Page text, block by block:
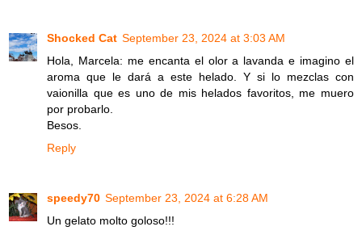
Shocked Cat September 23, 2024 at 3:03 AM
Hola, Marcela: me encanta el olor a lavanda e imagino el
aroma que le dará a este helado. Y si lo mezclas con
vaionilla que es uno de mis helados favoritos, me muero
por probarlo.
Besos.
Reply
speedy70 September 23, 2024 at 6:28 AM
Un gelato molto goloso!!!